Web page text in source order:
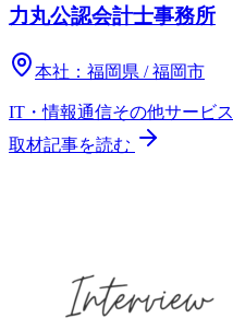
力丸公認会計士事務所
本社： 福岡県 / 福岡市
IT・情報通信その他サービス
取材記事を読む